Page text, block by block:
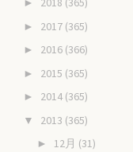
►
► 2017 (365)
► 2016 (366)
► 2015 (365)
► 2014 (365)
▼ 2013 (365)
► 12月 (31)